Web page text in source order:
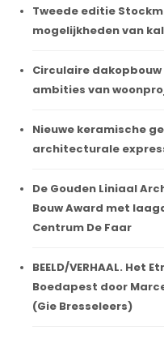
Tweede editie
mogelijkheden van
Circulaire
ambities van
Nieuwe keramische
architecturale
De Gouden Liniaal
Bouw Award met
Centrum De Faar
BEELD/VERHAAL. Het
Boedapest door
(Gie Bresseleers)